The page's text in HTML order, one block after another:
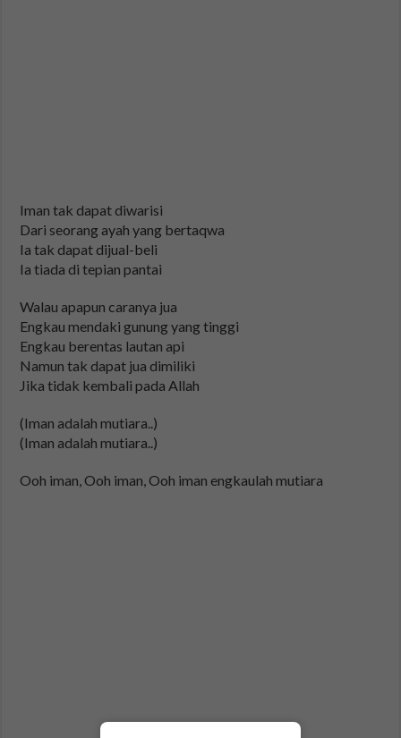
Iman tak dapat diwarisi
Dari seorang ayah yang bertaqwa
Ia tak dapat dijual-beli
Ia tiada di tepian pantai
Walau apapun caranya jua
Engkau mendaki gunung yang tinggi
Engkau berentas lautan api
Namun tak dapat jua dimiliki
Jika tidak kembali pada Allah
(Iman adalah mutiara..)
(Iman adalah mutiara..)
Ooh iman, Ooh iman, Ooh iman engkaulah mutiara